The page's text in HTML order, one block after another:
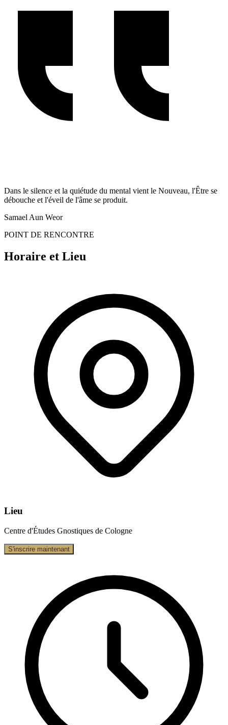
Dans le silence et la quiétude du mental vient le Nouveau, l'Être se
débouche et l'éveil de l'âme se produit.
Samael Aun Weor
POINT DE RENCONTRE
Horaire et Lieu
Lieu
Centre d'Études Gnostiques de Cologne
S'inscrire maintenant